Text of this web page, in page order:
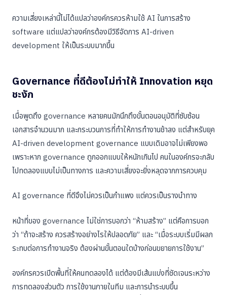
ความเสี่ยงเหล่านี้ไม่ได้แปลว่าองค์กรควรห้ามใช้ AI ในการสร้าง
software แต่แปลว่าองค์กรต้องมีวิธีจัดการ AI-driven
development ให้เป็นระบบมากขึ้น
Governance ที่ดีต้องไม่ทำให้ Innovation หยุด
ชะงัก
เมื่อพูดถึง governance หลายคนมักนึกถึงขั้นตอนอนุมัติที่ซับซ้อน
เอกสารจำนวนมาก และกระบวนการที่ทำให้การทำงานช้าลง แต่สำหรับยุค
AI-driven development governance แบบเดิมอาจไม่เพียงพอ
เพราะหาก governance ถูกออกแบบให้หนักเกินไป คนในองค์กรจะกลับ
ไปทดลองแบบไม่เป็นทางการ และความเสี่ยงจะยิ่งหลุดจากการควบคุม
AI governance ที่ดีจึงไม่ควรเป็นกำแพง แต่ควรเป็นรางนำทาง
หน้าที่ของ governance ไม่ใช่การบอกว่า “ห้ามสร้าง” แต่คือการบอก
ว่า “ถ้าจะสร้าง ควรสร้างอย่างไรให้ปลอดภัย” และ “เมื่อระบบเริ่มมีผลก
ระทบต่อการทำงานจริง ต้องผ่านขั้นตอนใดบ้างก่อนขยายการใช้งาน”
องค์กรควรเปิดพื้นที่ให้คนทดลองได้ แต่ต้องมีเส้นแบ่งที่ชัดเจนระหว่าง
การทดลองส่วนตัว การใช้งานภายในทีม และการนำระบบขึ้น